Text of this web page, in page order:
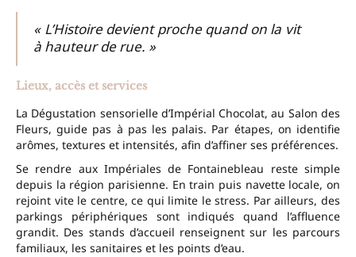
« L’Histoire devient proche quand on la vit
à hauteur de rue. »
Lieux, accès et services
La Dégustation sensorielle d’Impérial Chocolat, au Salon des
Fleurs, guide pas à pas les palais. Par étapes, on identifie
arômes, textures et intensités, afin d’affiner ses préférences.
Se rendre aux Impériales de Fontainebleau reste simple
depuis la région parisienne. En train puis navette locale, on
rejoint vite le centre, ce qui limite le stress. Par ailleurs, des
parkings périphériques sont indiqués quand l’affluence
grandit. Des stands d’accueil renseignent sur les parcours
familiaux, les sanitaires et les points d’eau.